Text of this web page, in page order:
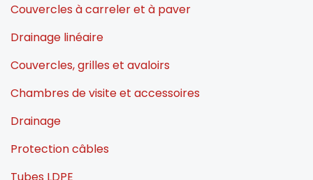
Couvercles à carreler et à paver
Drainage linéaire
Couvercles, grilles et avaloirs
Chambres de visite et accessoires
Drainage
Protection câbles
Tubes LDPE